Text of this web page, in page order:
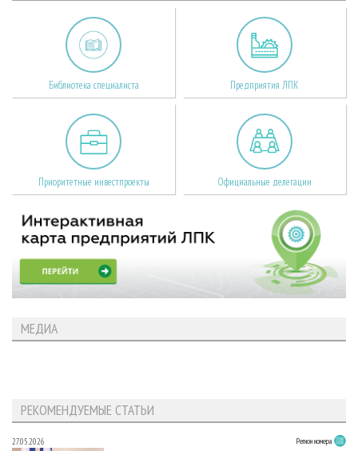
Библиотека специалиста Предприятия ЛПК
Приоритетные инвестпроекты Официальные делегации
МЕДИА
РЕКОМЕНДУЕМЫЕ СТАТЬИ
27.05.2026 Регион номера